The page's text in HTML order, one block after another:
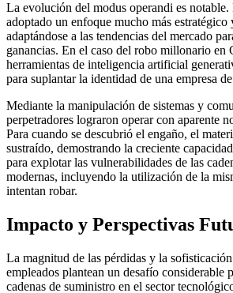
La evolución del modus operandi es notable.
adoptado un enfoque mucho más estratégico
adaptándose a las tendencias del mercado
ganancias. En el caso del robo millonario en
herramientas de inteligencia artificial
para suplantar la identidad de una empresa
Mediante la manipulación de sistemas y
perpetradores lograron operar con aparente
Para cuando se descubrió el engaño, el
sustraído, demostrando la creciente
para explotar las vulnerabilidades de las
modernas, incluyendo la utilización de la
intentan robar.
Impacto y Perspectivas
La magnitud de las pérdidas y la
empleados plantean un desafío considerable
cadenas de suministro en el sector